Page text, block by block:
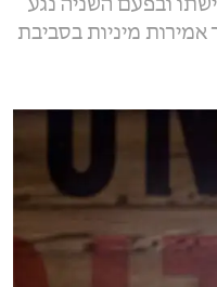
ובפעם השניה נגע
מיניות בסביבת